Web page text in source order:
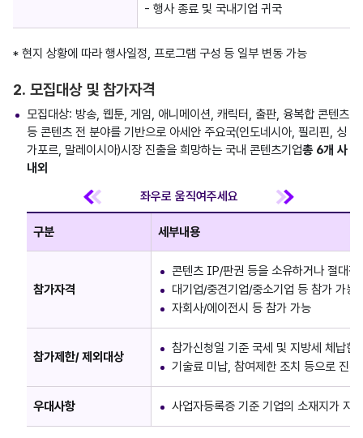
- 행사 종료 및 국내기업 귀국
* 현지 상황에 따라 행사일정, 프로그램 구성 등 일부 변동 가능
2. 모집대상 및 참가자격
모집대상: 방송, 웹툰, 게임, 애니메이션, 캐릭터, 출판, 융복합 콘텐츠
등 콘텐츠 전 분야를 기반으로 아세안 주요국(인도네시아, 필리핀, 싱
가포르, 말레이시아)시장 진출을 희망하는 국내 콘텐츠기업총 6개 사
내외
구분 세부내용
참가자격
콘텐츠 IP/판권 등을 소유하거나 절대
대기업/중견기업/중소기업 등 참가 가능
자회사/에이전시 등 참가 가능
참가제한/ 제외대상
참가신청일 기준 국세 및 지방세 체납한
기술료 미납, 참여제한 조치 등으로 진
우대사항 사업자등록증 기준 기업의 소재지가 지